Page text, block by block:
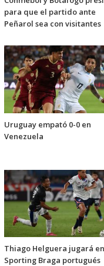
para que el partido ante
Peñarol sea con visitantes
Uruguay empató 0-0 en
Venezuela
Thiago Helguera jugará
Sporting Braga portugués